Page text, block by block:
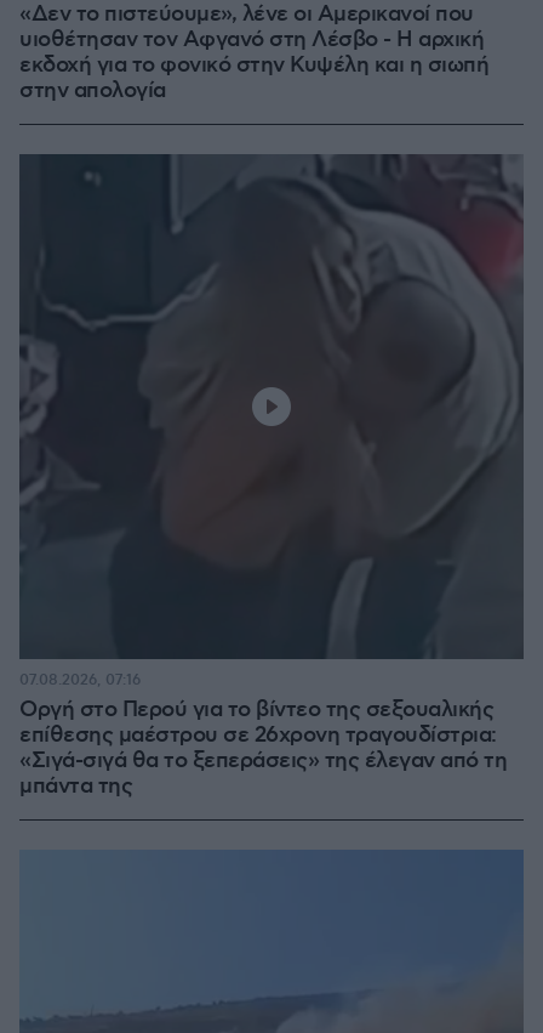
«Δεν το πιστεύουμε», λένε οι Αμερικανοί που
υιοθέτησαν τον Αφγανό στη Λέσβο - Η αρχική
εκδοχή για το φονικό στην Κυψέλη και η σιωπή
στην απολογία
Οργή στο Περού για το βίντεο της σεξουαλικής
επίθεσης μαέστρου σε 26χρονη τραγουδίστρια:
«Σιγά-σιγά θα το ξεπεράσεις» της έλεγαν από τη
μπάντα της
07.08.2026, 07:16